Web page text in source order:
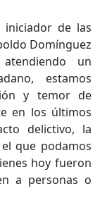
iniciador de las
Domínguez
un
estamos
y temor de
en los últimos
delictivo, la
que podamos
hoy fueron
a personas o